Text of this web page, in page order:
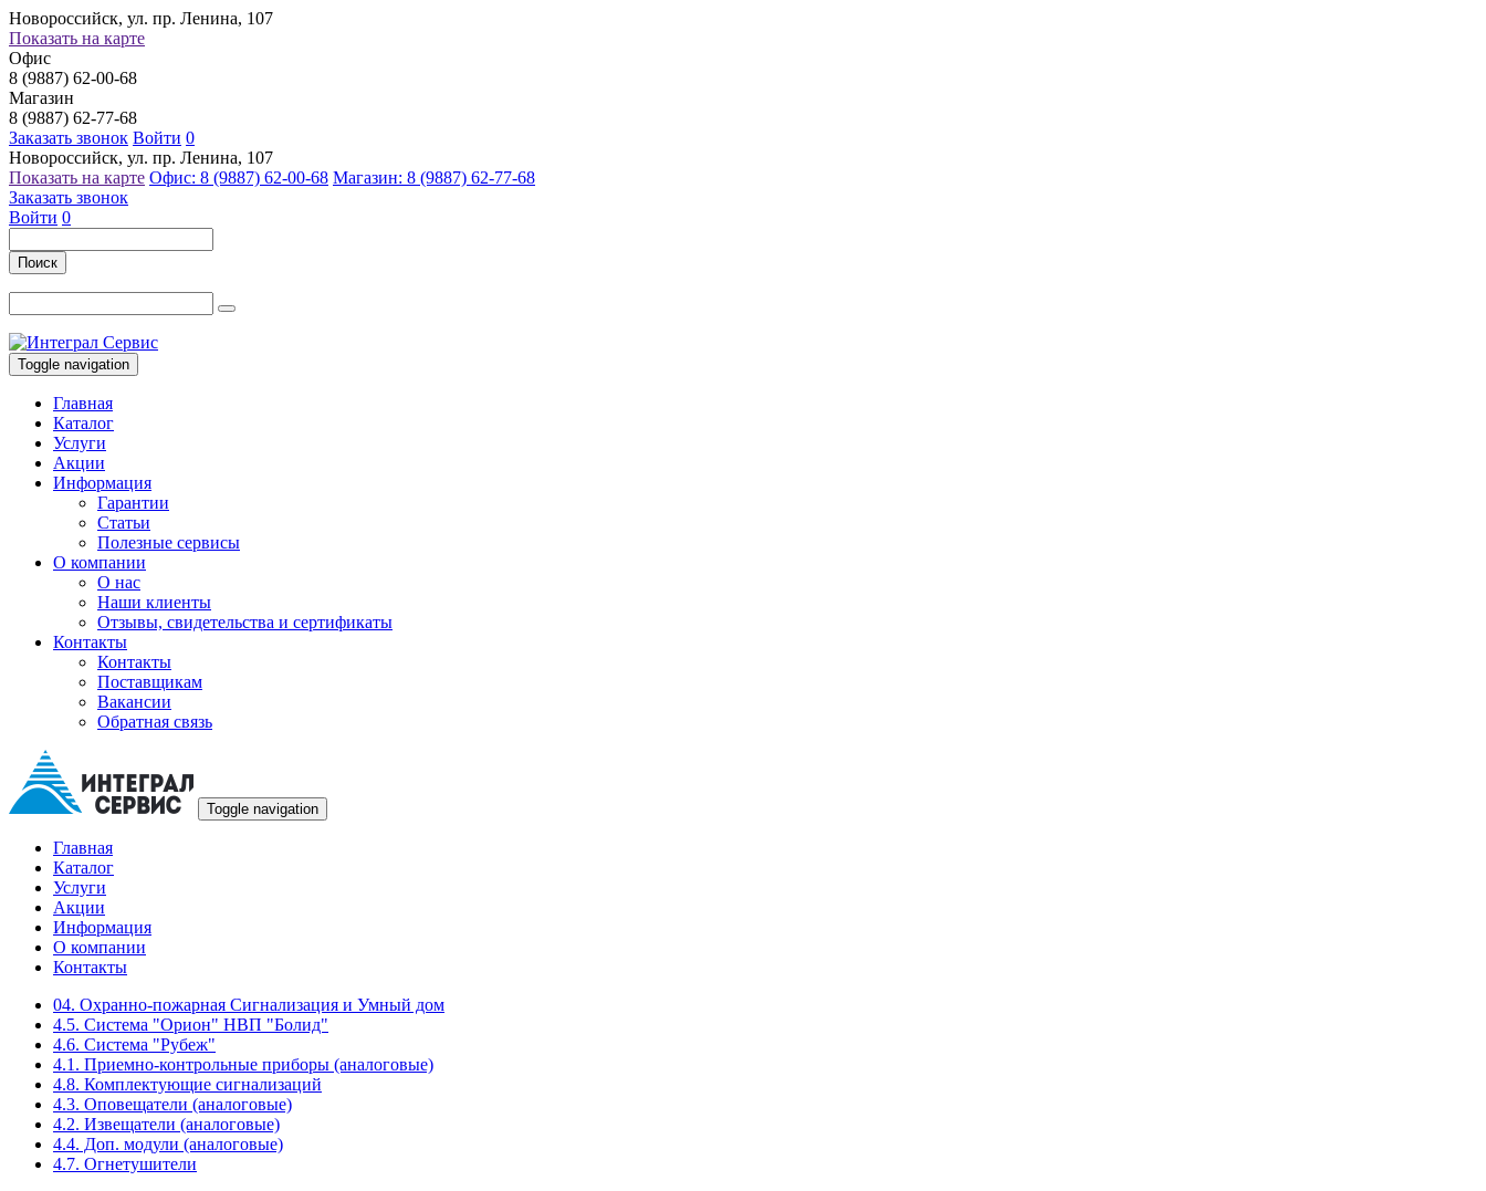
Новороссийск, ул. пр. Ленина, 107
Показать на карте
Офис
8 (9887) 62-00-68
Магазин
8 (9887) 62-77-68
Заказать звонок Войти 0
Новороссийск, ул. пр. Ленина, 107
Показать на карте Офис: 8 (9887) 62-00-68 Магазин: 8 (9887) 62-77-68
Заказать звонок
Войти 0
Поиск
Toggle navigation
Главная
Каталог
Услуги
Акции
Информация
Гарантии
Статьи
Полезные сервисы
О компании
О нас
Наши клиенты
Отзывы, свидетельства и сертификаты
Контакты
Контакты
Поставщикам
Вакансии
Обратная связь
Toggle navigation
Главная
Каталог
Услуги
Акции
Информация
О компании
Контакты
04. Охранно-пожарная Сигнализация и Умный дом
4.5. Система "Орион" НВП "Болид"
4.6. Система "Рубеж"
4.1. Приемно-контрольные приборы (аналоговые)
4.8. Комплектующие сигнализаций
4.3. Оповещатели (аналоговые)
4.2. Извещатели (аналоговые)
4.4. Доп. модули (аналоговые)
4.7. Огнетушители